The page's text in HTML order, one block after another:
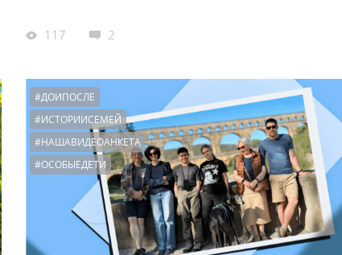
117 2
#ДОИПОСЛЕ
#ИСТОРИИСЕМЕЙ
#НАШАВИДЕОАНКЕТА
#ОСОБЫЕДЕТИ